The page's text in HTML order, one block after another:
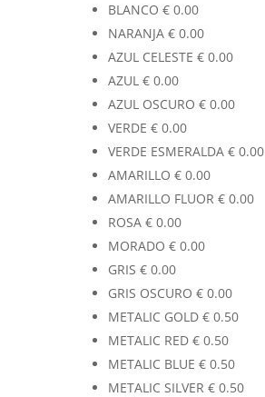
BLANCO €0.00
NARANJA €0.00
AZUL CELESTE €0.00
AZUL €0.00
AZUL OSCURO €0.00
VERDE €0.00
VERDE ESMERALDA €0.00
AMARILLO €0.00
AMARILLO FLUOR €0.00
ROSA €0.00
MORADO €0.00
GRIS €0.00
GRIS OSCURO €0.00
METALIC GOLD €0.50
METALIC RED €0.50
METALIC BLUE €0.50
METALIC SILVER €0.50